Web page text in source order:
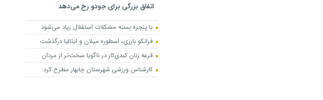
اتفاق بزرگی برای جودو رخ می‌دهد
با پنجره بسته مشکلات استقلال زیاد می‌شود
فرانکو بارزی، اسطوره میلان و ایتالیا درگذشت
قرعه زنان کبدی‌کار در ناگویا سخت‌تر از مردان
کارشناس ورزشی شهرستان چابهار مطرح کرد: